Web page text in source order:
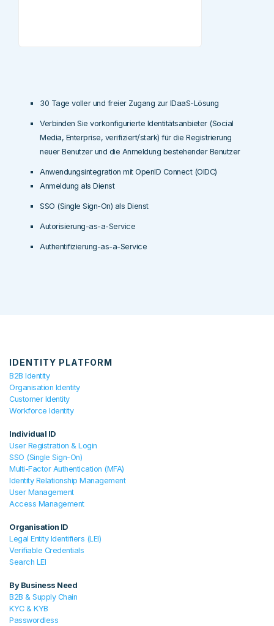
30 Tage voller und freier Zugang zur IDaaS-Lösung
Verbinden Sie vorkonfigurierte Identitätsanbieter (Social
Media, Enterprise, verifiziert/stark) für die Registrierung
neuer Benutzer und die Anmeldung bestehender Benutzer
Anwendungsintegration mit OpenID Connect (OIDC)
Anmeldung als Dienst
SSO (Single Sign-On) als Dienst
Autorisierung-as-a-Service
Authentifizierung-as-a-Service
IDENTITY PLATFORM
B2B Identity
Organisation Identity
Customer Identity
Workforce Identity
Individual ID
User Registration & Login
SSO (Single Sign-On)
Multi-Factor Authentication (MFA)
Identity Relationship Management
User Management
Access Management
Organisation ID
Legal Entity Identifiers (LEI)
Verifiable Credentials
Search LEI
By Business Need
B2B & Supply Chain
KYC & KYB
Passwordless